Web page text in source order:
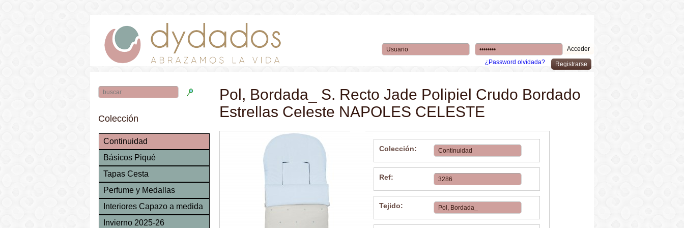
¿Password olvidada?
Colección
Continuidad
Básicos Piqué
Tapas Cesta
Perfume y Medallas
Interiores Capazo a medida
Invierno 2025-26
Pol, Bordada_ S. Recto Jade Polipiel Crudo Bordado
Estrellas Celeste NAPOLES CELESTE
Colección:
Ref:
Tejido: